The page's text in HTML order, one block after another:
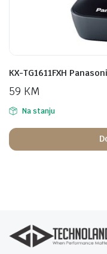
KX-TG1611FXH
59 KM
Na stanju